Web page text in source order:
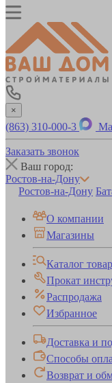
×
(863) 310-000-3
Заказать звонок
Ваш город:
Ростов-на-Дону
Ростов-на-Дону
О компании
Магазины
Каталог
Прокат
Распродажа
Избранное
Доставка и
Способы
Возврат и